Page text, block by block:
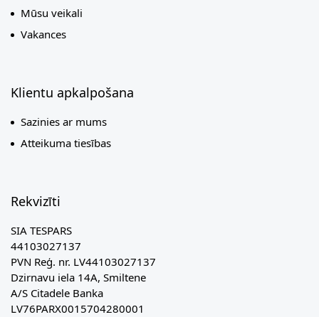
Mūsu veikali
Vakances
Klientu apkalpošana
Sazinies ar mums
Atteikuma tiesības
Rekvizīti
SIA TESPARS
44103027137
PVN Reģ. nr. LV44103027137
Dzirnavu iela 14A, Smiltene
A/S Citadele Banka
LV76PARX0015704280001